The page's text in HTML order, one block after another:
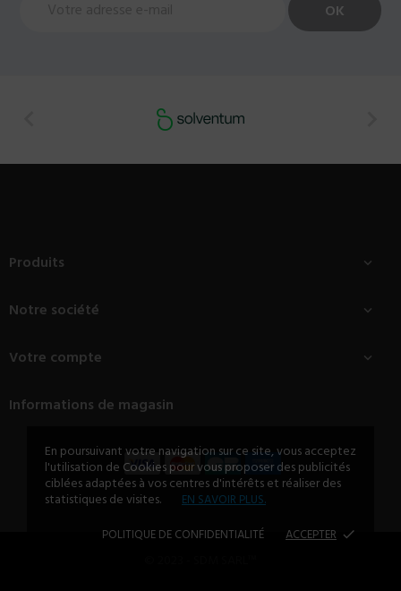
En poursuivant votre navigation sur ce site, vous acceptez
l'utilisation de Cookies pour vous proposer des publicités
ciblées adaptées à vos centres d'intérêts et réaliser des
statistiques de visites.
EN SAVOIR PLUS.
POLITIQUE DE CONFIDENTIALITÉ
ACCEPTER done
Produits 
Notre société 
Votre compte 
Informations de magasin